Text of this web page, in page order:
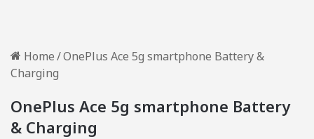
Home/OnePlus Ace 5g smartphone Battery &
Charging
OnePlus Ace 5g smartphone Battery
& Charging